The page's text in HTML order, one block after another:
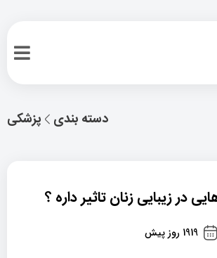
پزشکی دسته بندی
در زیبایی زنان تاثیر داره ؟
1919 روز پیش